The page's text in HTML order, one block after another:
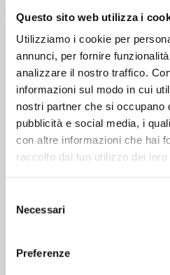
Questo sito web utilizza i
Utilizziamo i cookie per
annunci, per fornire
analizzare il nostro traffico.
informazioni sul modo in cui
nostri partner che si occupano
pubblicità e social media, i
con altre informazioni che hai
raccolto dal tuo utilizzo dei
delNecessari
Preferenze
Privacy